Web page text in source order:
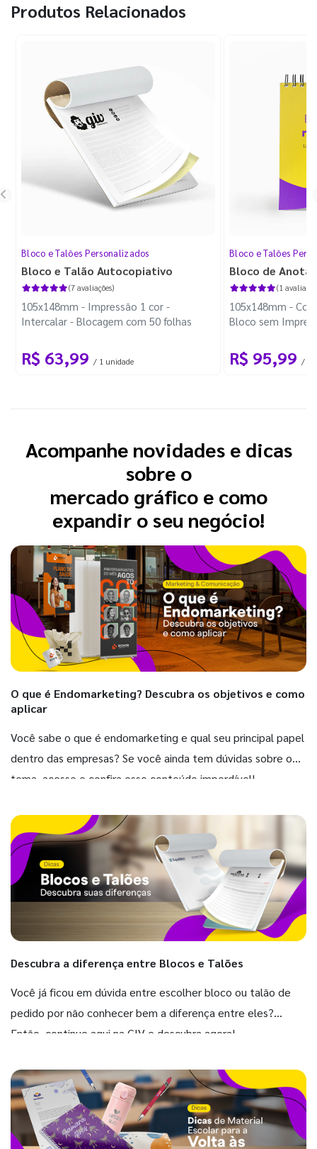
Produtos Relacionados
Bloco e Talões Personalizados
Bloco e Talão Autocopiativo
(7 avaliações)
105x148mm - Impressão 1 cor -
Intercalar - Blocagem com 50 folhas
R$ 63,99 / 1 unidade
Bloco e Talões
Bloco de
(1
105x148mm -
Bloco sem
R$ 95,99 / 10
Acompanhe novidades e dicas
sobre o
mercado gráfico e como
expandir o seu negócio!
O que é Endomarketing? Descubra os objetivos e como
aplicar
Você sabe o que é endomarketing e qual seu principal papel
dentro das empresas? Se você ainda tem dúvidas sobre o
tema, acesse e confira esse conteúdo imperdível!
Descubra a diferença entre Blocos e Talões
Você já ficou em dúvida entre escolher bloco ou talão de
pedido por não conhecer bem a diferença entre eles?
Então, continue aqui na GIV e descubra agora!